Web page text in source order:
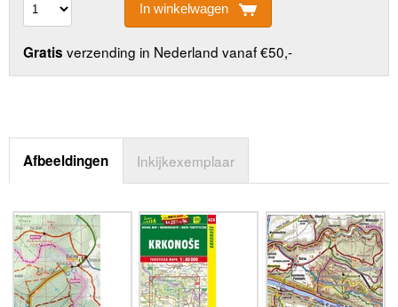
In winkelwagen
Gratis verzending in Nederland vanaf €50,-
Afbeeldingen Inkijkexemplaar